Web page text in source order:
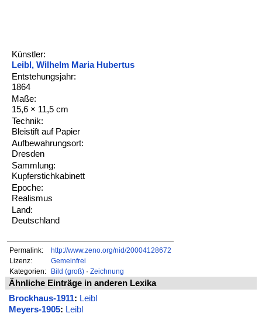
Künstler:
Leibl, Wilhelm Maria Hubertus
Entstehungsjahr:
1864
Maße:
15,6 × 11,5 cm
Technik:
Bleistift auf Papier
Aufbewahrungsort:
Dresden
Sammlung:
Kupferstichkabinett
Epoche:
Realismus
Land:
Deutschland
Permalink:
http://www.zeno.org/nid/20004128672
Lizenz:
Gemeinfrei
Kategorien:
Bild (groß)· Zeichnung
Ähnliche Einträge in anderen Lexika
Brockhaus-1911: Leibl
Meyers-1905: Leibl